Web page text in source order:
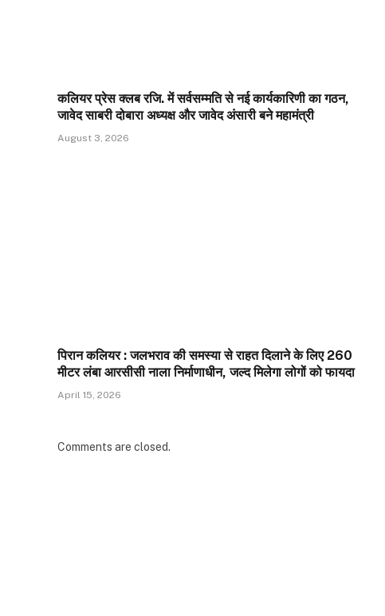
कलियर प्रेस क्लब रजि. में सर्वसम्मति से नई कार्यकारिणी का गठन,
जावेद साबरी दोबारा अध्यक्ष और जावेद अंसारी बने महामंत्री
August 3, 2026
पिरान कलियर : जलभराव की समस्या से राहत दिलाने के लिए 260
मीटर लंबा आरसीसी नाला निर्माणाधीन, जल्द मिलेगा लोगों को फायदा
April 15, 2026
Comments are closed.